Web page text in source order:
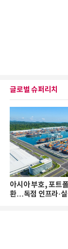
글로벌 슈퍼리치
아시아 부호, 포트
환…독점 인프라·